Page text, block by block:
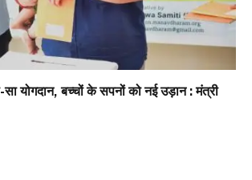
सा योगदान, बच्चों के सपनों को नई उड़ान : मंत्री